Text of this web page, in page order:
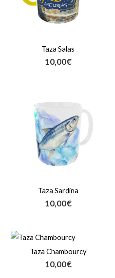
Taza Salas
10,00€
Taza Sardina
10,00€
Taza Chambourcy
10,00€